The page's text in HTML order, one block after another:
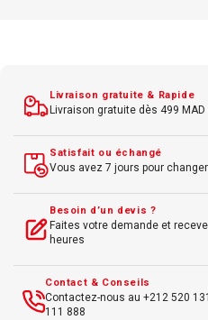
Livraison gratuite & Rapide
Livraison gratuite dès 499
Satisfait ou échangé
Vous avez 7 jours pour
Besoin d’un devis ?
Faites votre demande et
heures
Contact & Conseils
Contactez-nous au +212 520
111 888